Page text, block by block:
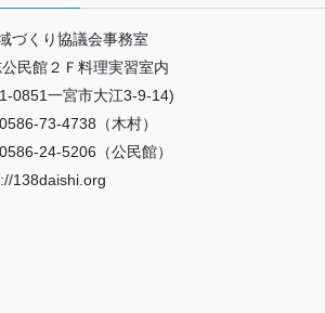
づくり協議会事務室
民館２Ｆ料理実習室内
0851一宮市大江3-9-14)
73-4738（木村）
24-5206（公民館）
138daishi.org